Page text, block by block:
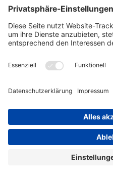
stellenanzeigen